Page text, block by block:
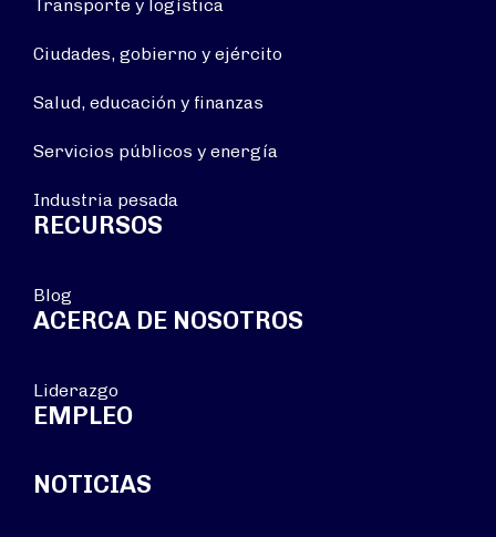
Transporte y logística
Ciudades, gobierno y ejército
Salud, educación y finanzas
Servicios públicos y energía
Industria pesada
RECURSOS
Blog
ACERCA DE NOSOTROS
Liderazgo
EMPLEO
NOTICIAS